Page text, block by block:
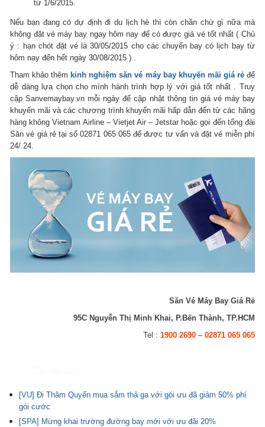
từ 1/6/2015.
Nếu bạn đang có dự định đi du lịch hè thì còn chần chừ gì nữa mà
không đặt vé máy bay ngay hôm nay để có được giá vé tốt nhất ( Chú
ý : hạn chót đặt vé là 30/05/2015 cho các chuyến bay có lịch bay từ
hôm nay đến hết ngày 30/08/2015 ) .
Tham khảo thêm kinh nghiệm săn vé máy bay khuyến mãi giá rẻđể
dễ dàng lựa chọn cho mình hành trình hợp lý với giá tốt nhất . Truy
cập Sanvemaybay.vn mỗi ngày để cập nhật thông tin giá vé máy bay
khuyến mãi và các chương trình khuyến mãi hấp dẫn đến từ các hãng
hàng không Vietnam Airline – Vietjet Air – Jetstar hoặc gọi đến tổng đài
Săn vé giá rẻ tại số 02871 065 065 để được tư vấn và đặt vé miễn phí
24/.24.
Săn Vé Máy Bay Giá Rẻ
95C Nguyễn Thị Minh Khai, P.Bến Thành, TP.HCM
Tel : 1900 2690– 02871 065 065
[VU] Đi Thâm Quyến mua sắm thả ga với gói ưu đã giảm 50% phí
gói cước
[SPA] Mừng khai trường đường bay mới với ưu đãi 20%